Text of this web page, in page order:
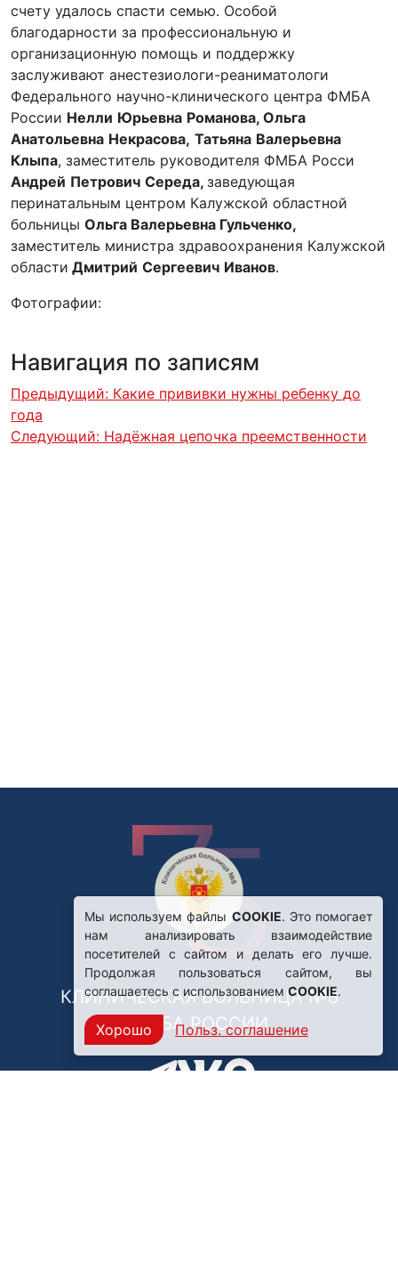
счету удалось спасти семью. Особой
благодарности за профессиональную и
организационную помощь и поддержку
заслуживают анестезиологи-реаниматологи
Федерального научно-клинического центра ФМБА
России Нелли Юрьевна Романова, Ольга
Анатольевна Некрасова, Татьяна Валерьевна
Клыпа, заместитель руководителя ФМБА Росси
Андрей Петрович Середа, заведующая
перинатальным центром Калужской областной
больницы Ольга Валерьевна Гульченко,
заместитель министра здравоохранения Калужской
области Дмитрий Сергеевич Иванов.
Фотографии:
Навигация по записям
Предыдущий: Какие прививки нужны ребенку до
года
Следующий: Надёжная цепочка преемственности
КЛИНИЧЕСКАЯ БОЛЬНИЦА №8
ФМБА РОССИИ
Мы используем файлы COOKIE. Это помогает
нам анализировать взаимодействие
посетителей с сайтом и делать его лучше.
Продолжая пользоваться сайтом, вы
соглашаетесь с использованиемCOOKIE.
Хорошо Польз. соглашение